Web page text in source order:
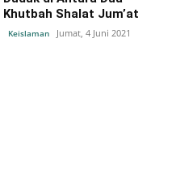
Khutbah Shalat Jum’at
Keislaman Jumat, 4 Juni 2021